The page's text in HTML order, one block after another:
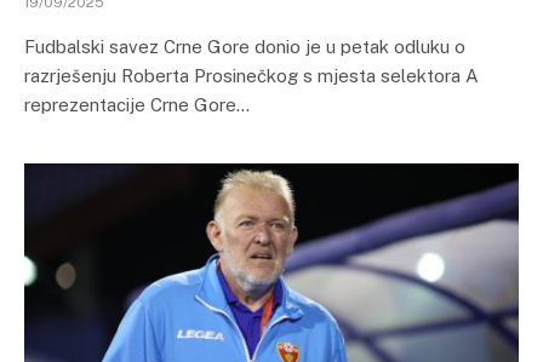
Fudbalski savez Crne Gore donio je u petak odluku o
razrješenju Roberta Prosinečkog s mjesta selektora A
reprezentacije Crne Gore…